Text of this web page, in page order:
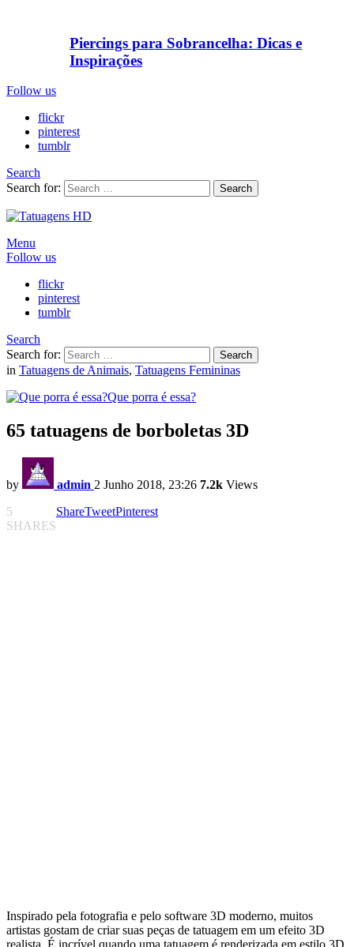
Piercings para Sobrancelha: Dicas e
Inspirações
Follow us
flickr
pinterest
tumblr
Search
Search for:
Search
Menu
Follow us
flickr
pinterest
tumblr
Search
Search for:
Search
in Tatuagens de Animais, Tatuagens Femininas
Que porra é essa?
65 tatuagens de borboletas 3D
by admin 2 Junho 2018, 23:26 7.2k Views
5
SHARES
ShareTweetPinterest
Inspirado pela fotografia e pelo software 3D moderno, muitos
artistas gostam de criar suas peças de tatuagem em um efeito 3D